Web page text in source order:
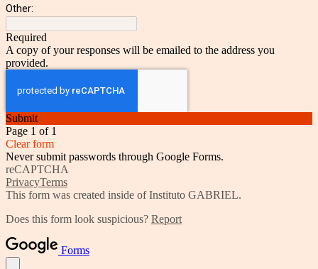
Other:
Required
A copy of your responses will be emailed to the address you
provided.
Submit
Page 1 of 1
Clear form
Never submit passwords through Google Forms.
reCAPTCHA
PrivacyTerms
This form was created inside of Instituto GABRIEL.
Does this form look suspicious? Report
Forms